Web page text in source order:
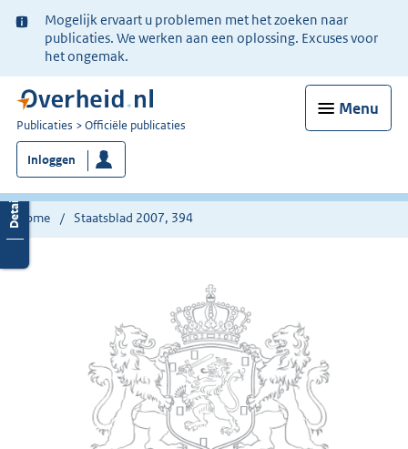
Ter
informatie:
Mogelijk ervaart u problemen met het zoeken naar
publicaties. We werken aan een oplossing. Excuses voor
het ongemak.
Menu
U
bent
nu
hier:
Publicaties Officiële publicaties
Inloggen
Home Staatsblad 2007, 394